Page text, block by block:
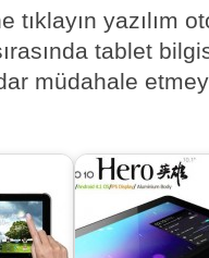
tıklayın yazılım
tablet
müdahale